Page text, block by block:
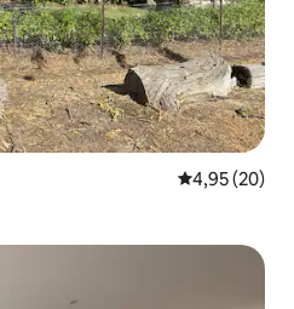
Prosječna
4,95 (20)
oznakom „Odabrali gosti”